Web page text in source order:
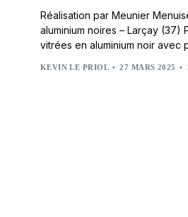
Réalisation par Meunier
aluminium noires – Larçay (37)
vitrées en aluminium noir avec
KEVIN LE PRIOL 27 MARS 2025